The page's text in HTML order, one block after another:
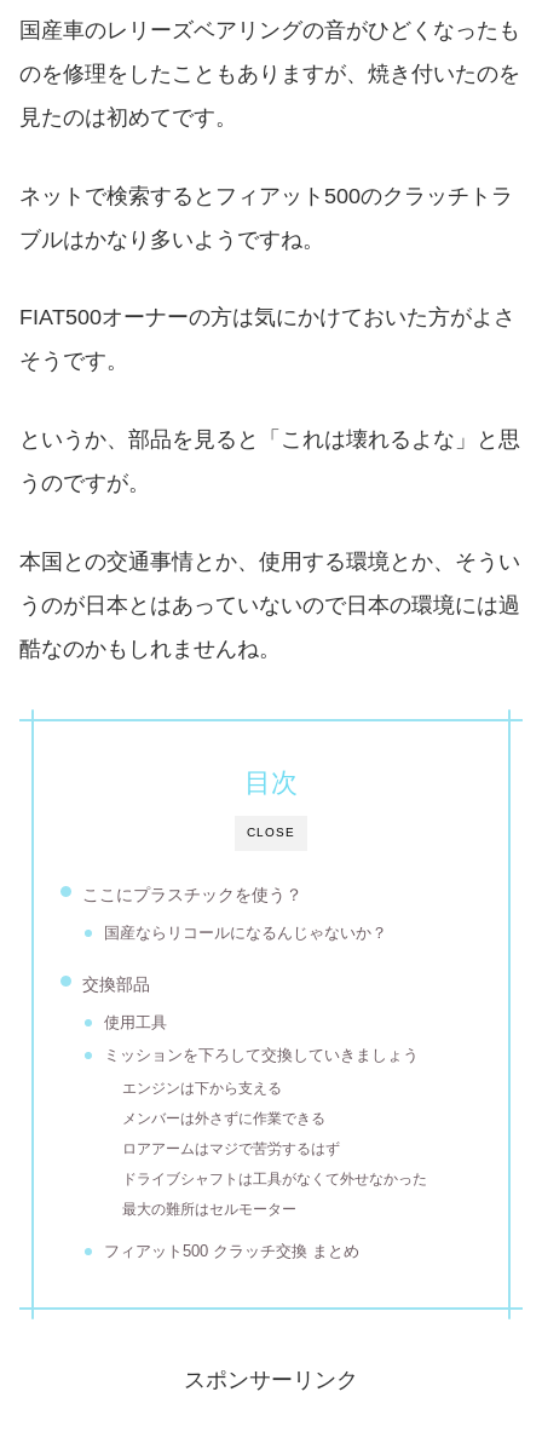
国産車のレリーズベアリングの音がひどくなったも
のを修理をしたこともありますが、焼き付いたのを
見たのは初めてです。
ネットで検索するとフィアット500のクラッチトラ
ブルはかなり多いようですね。
FIAT500オーナーの方は気にかけておいた方がよさ
そうです。
というか、部品を見ると「これは壊れるよな」と思
うのですが。
本国との交通事情とか、使用する環境とか、そうい
うのが日本とはあっていないので日本の環境には過
酷なのかもしれませんね。
CLOSE
目次
ここにプラスチックを使う？
国産ならリコールになるんじゃないか？
交換部品
使用工具
ミッションを下ろして交換していきましょう
エンジンは下から支える
メンバーは外さずに作業できる
ロアアームはマジで苦労するはず
ドライブシャフトは工具がなくて外せなかった
最大の難所はセルモーター
フィアット500 クラッチ交換 まとめ
スポンサーリンク